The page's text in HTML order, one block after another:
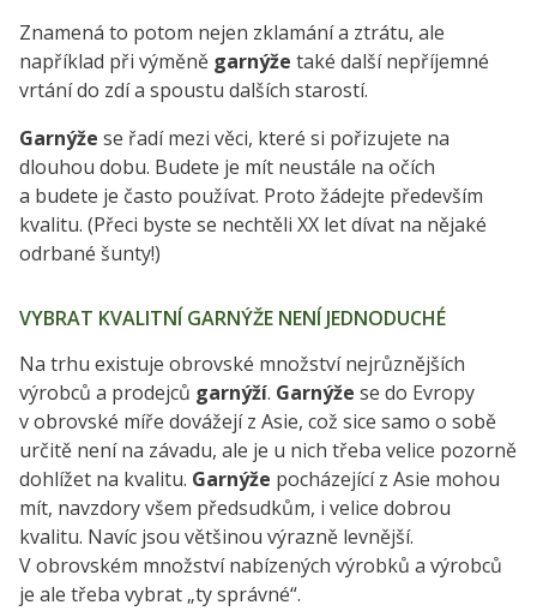
Znamená to potom nejen zklamání a ztrátu, ale
například při výměně garnýže také další nepříjemné
vrtání do zdí a spoustu dalších starostí.
Garnýže se řadí mezi věci, které si pořizujete na
dlouhou dobu. Budete je mít neustále na očích
a budete je často používat. Proto žádejte především
kvalitu. (Přeci byste se nechtěli XX let dívat na nějaké
odrbané šunty!)
VYBRAT KVALITNÍ GARNÝŽE NENÍ JEDNODUCHÉ
Na trhu existuje obrovské množství nejrůznějších
výrobců a prodejců garnýží. Garnýže se do Evropy
v obrovské míře dovážejí z Asie, což sice samo o sobě
určitě není na závadu, ale je u nich třeba velice pozorně
dohlížet na kvalitu. Garnýže pocházející z Asie mohou
mít, navzdory všem předsudkům, i velice dobrou
kvalitu. Navíc jsou většinou výrazně levnější.
V obrovském množství nabízených výrobků a výrobců
je ale třeba vybrat „ty správné“.